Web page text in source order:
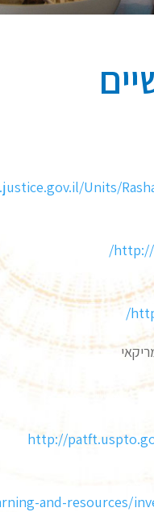
Units/
http://
http://
and-resources/